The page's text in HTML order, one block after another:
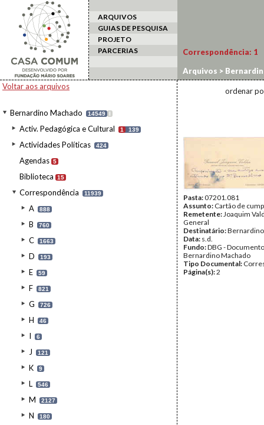
ARQUIVOS
GUIAS DE PESQUISA
PROJETO
PARCERIAS
Voltar aos arquivos
Bernardino Machado 14549 I
Activ. Pedagógica e Cultural 1 139
Actividades Políticas 424
Agendas 5
Biblioteca 15
Correspondência 11939
A 888
B 760
C 1663
D 193
E 59
F 821
G 726
H 46
I 6
J 121
K 9
L 546
M 2127
N 180
Correspondência: 1
Arquivos >
ordenar
Pasta:07201.081
Assunto: Cartão de
Remetente:Joaquim
General
Destinatário:
Data: s.d.
Fundo:DBG -
Bernardino Machado
Tipo Documental:
Página(s):2